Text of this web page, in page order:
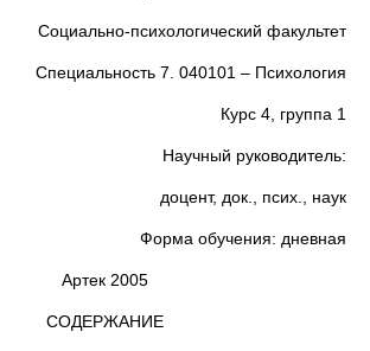
Социально-психологический факультет
Специальность 7. 040101 – Психология
Курс 4, группа 1
Научный руководитель:
доцент, док., псих., наук
Форма обучения: дневная
Артек 2005
СОДЕРЖАНИЕ